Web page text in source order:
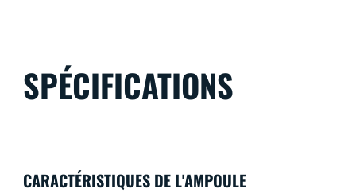
SPÉCIFICATIONS
CARACTÉRISTIQUES DE L'AMPOULE